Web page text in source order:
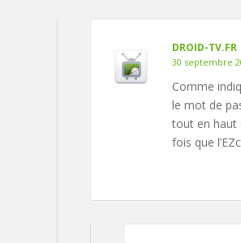
DROID-TV.FR
30 septembre
Comme
le mot de
tout en haut
fois que